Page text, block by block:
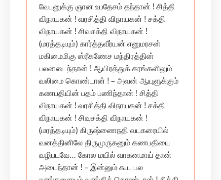
வேடனுக்கு ஞான உபதேசம் தந்தான் ! சித்தி
விநாயகன் ! வர‌சித்தி விநாயகன் ! சக்தி
விநாயகன் ! சிவ‌சக்தி விநாயகன் !
(மரத்தடியும்) கார்த்தவீர்யன் எனுமரசன்
மகிமைமிகு ஸ்ரீகணேச மந்திரத்தின்
பலனடைந்தான் ! ஆயிரத்துக் கரங்களிலும்
வலிமை கொண்டான் ! – அவன் ஆயுளுக்கும்
கணபதியின் பதம் பணிந்தான் ! சித்தி
விநாயகன் ! வர‌சித்தி விநாயகன் ! சக்தி
விநாயகன் ! சிவ‌சக்தி விநாயகன் !
(மரத்தடியும்) கிருஷ்ணைநதி வடகரையில்
வனத்தினிலே திருமுருகனும் கணபதியை
வழிபடவே… கோல மயில் வாகனமாய் தான்
அடைந்தான் ! – இன்னும் கூட பல